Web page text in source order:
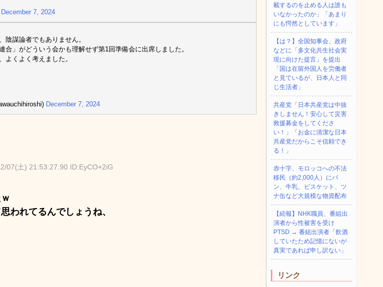
December 7, 2024
陰謀論者でもありません。
合」がどういう会かも理解せず第1回準備会に出席しました。
よくよく考えました。
December 7, 2024
07(土) 21:53:27.90 ID:EyCO+2iG
われてるんでしょうね、
載するのを止める人は誰も
いなかったのか」「あまり
にも愕然としています」
【は？】全国知事会、政府
などに「多文化共生社会実
現に向けた提言」を提出
「国は在留外国人を労働者
と見ているが、日本人と同
じ生活者」
共産党「日本共産党は中抜
きしません！安心して災害
救援募金をしてくださ
い！」「お金に清潔な日本
共産党だからこそ信頼でき
る！」
赤十字、モロッコへの不法
移民（約2,000人）にパ
ン、牛乳、ビスケット、ツ
ナ缶など大規模な物資配布
【続報】NHK職員、番組出
演者から性被害を受け
PTSD → 番組出演者「飲酒
していたため記憶にないが
真実であれば申し訳ない」
リンク